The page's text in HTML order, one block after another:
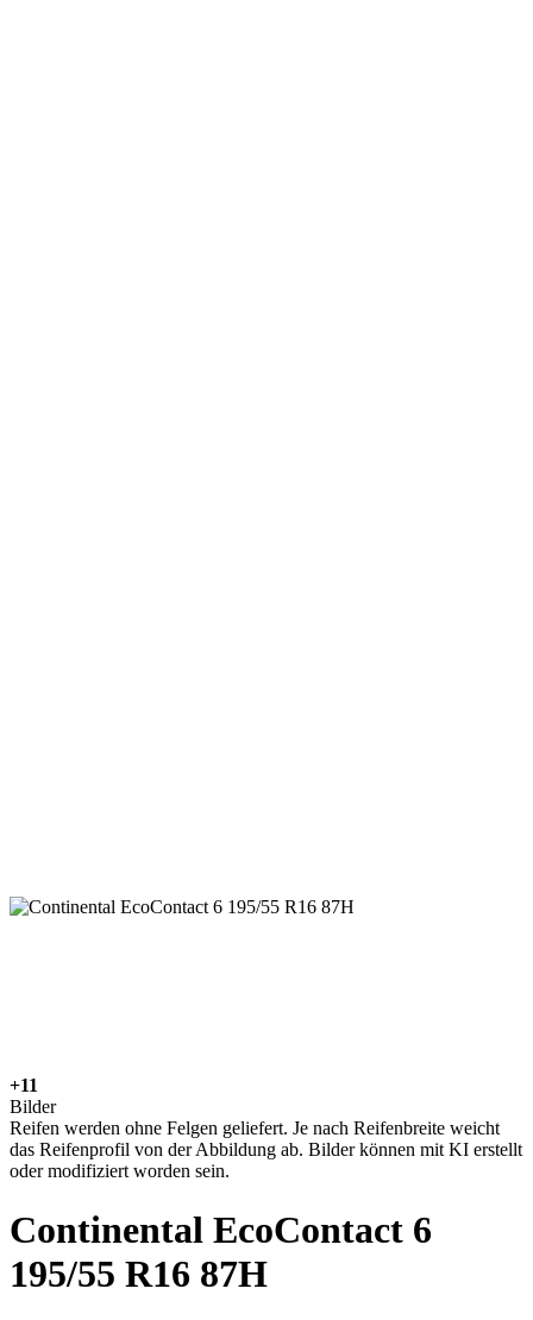
+11
Bilder
Reifen werden ohne Felgen geliefert. Je nach Reifenbreite weicht
das Reifenprofil von der Abbildung ab. Bilder können mit KI erstellt
oder modifiziert worden sein.
Continental EcoContact 6
195/55 R16 87H